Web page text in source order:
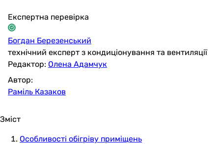
Експертна перевірка
Богдан Березенський
технічний експерт з кондиціонування та вентиляції
Редактор: Олена Адамчук
Автор:
Раміль Казаков
Зміст
Особливості обігріву приміщень